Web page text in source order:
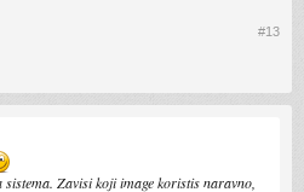
#13
Zavisi koji image koristis naravno,